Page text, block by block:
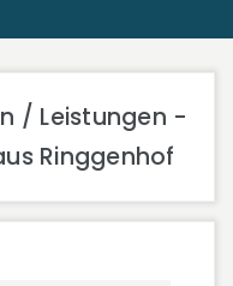
/ Leistungen -
Ringgenhof